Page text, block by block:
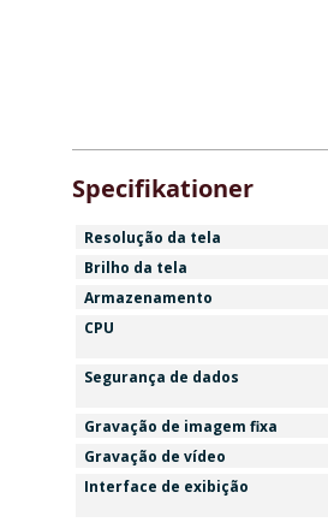
Specifikationer
Resolução da tela
Brilho da tela
Armazenamento
CPU
Segurança de dados
Gravação de imagem fixa
Gravação de vídeo
Interface de exibição